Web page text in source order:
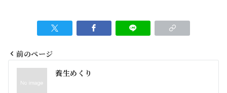
投
前のページ
養生めくり